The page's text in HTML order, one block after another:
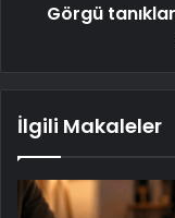
Görgü
İlgili Makaleler